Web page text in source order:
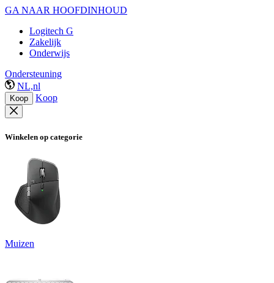
GA NAAR HOOFDINHOUD
Logitech G
Zakelijk
Onderwijs
Ondersteuning
NL,nl
Koop Koop
Winkelen op categorie
Muizen